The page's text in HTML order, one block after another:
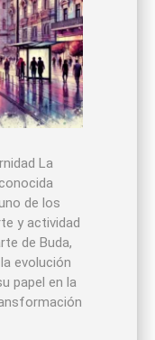
La
de los
y actividad
de Buda,
evolución
papel en la